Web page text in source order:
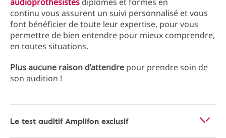
continu vous assurent un suivi personnalisé et vous
font bénéficier de toute leur expertise, pour vous
permettre de bien entendre pour mieux comprendre,
en toutes situations.
Plus aucune raison d’attendre pour prendre soin de
son audition !
Le test auditif Amplifon exclusif